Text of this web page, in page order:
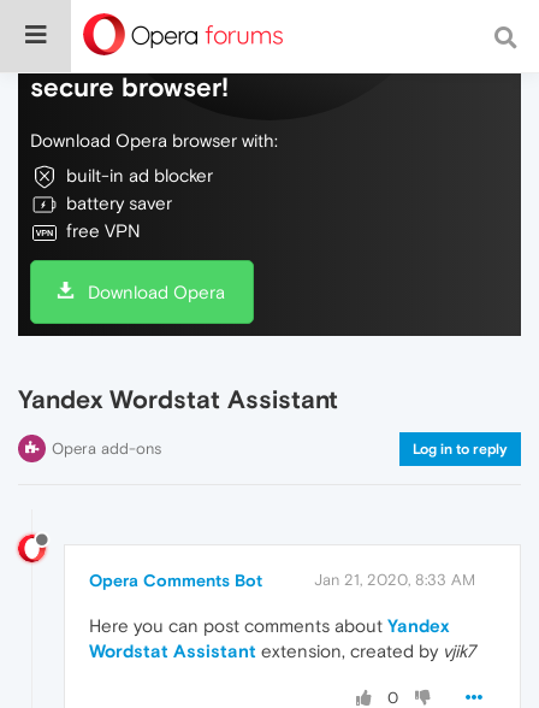
Do more on the web, with a fast and
secure browser!
Download Opera browser with:
built-in ad blocker
battery saver
free VPN
Download Opera
Yandex Wordstat Assistant
Opera add-ons Log in to reply
Opera Comments Bot Jan 21, 2020, 8:33 AM
Here you can post comments about Yandex
Wordstat Assistant extension, created by vjik7
0